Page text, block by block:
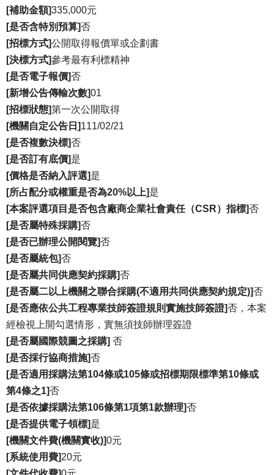
[補助金額]335,000元
[是否含特別預算]否
[招標方式]公開取得報價單或企劃書
[決標方式]參考最有利標精神
[是否電子報價]否
[新增公告傳輸次數]01
[招標狀態]第一次公開取得
[機關自定公告日]111/02/21
[是否複數決標]否
[是否訂有底價]是
[價格是否納入評選]是
[所占配分或權重是否為20%以上]是
[本案評選項目是否包含廠商企業社會責任（CSR）指標]否
[是否屬特殊採購]否
[是否已辦理公開閱覽]否
[是否屬統包]否
[是否屬共同供應契約採購]否
[是否屬二以上機關之聯合採購(不適用共同供應契約規定)]否
[是否應依公共工程專業技師簽證規則實施技師簽證]否，本案
經檢視上開勾選情形，實無須技師辦理簽證
[是否屬國際競圖之採購] 否
[是否採行協商措施]否
[是否適用採購法第104條或105條或招標期限標準第10條或
第4條之1]否
[是否依據採購法第106條第1項第1款辦理]否
[是否提供電子領標]是
[機關文件費(機關實收)]0元
[系統使用費]20元